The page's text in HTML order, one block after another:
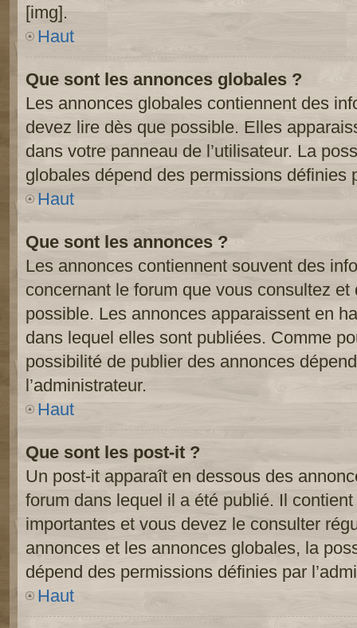
[img].
Haut
Que sont les annonces globales ?
Les annonces globales contiennent des
devez lire dès que possible. Elles
dans votre panneau de l’utilisateur. La
globales dépend des permissions définies
Haut
Que sont les annonces ?
Les annonces contiennent souvent des
concernant le forum que vous consultez
possible. Les annonces apparaissent en
dans lequel elles sont publiées. Comme
possibilité de publier des annonces
l’administrateur.
Haut
Que sont les post-it ?
Un post-it apparaît en dessous des
forum dans lequel il a été publié. Il
importantes et vous devez le consulter
annonces et les annonces globales, la
dépend des permissions définies par
Haut